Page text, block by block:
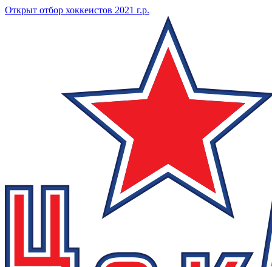
Открыт отбор хоккеистов 2021 г.р.